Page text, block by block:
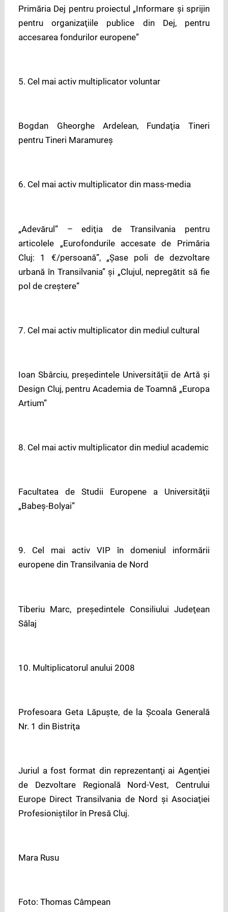
Primăria Dej pentru proiectul „Informare şi sprijin
pentru organizaţiile publice din Dej, pentru
accesarea fondurilor europene”
5. Cel mai activ multiplicator voluntar
Bogdan Gheorghe Ardelean, Fundaţia Tineri
pentru Tineri Maramureş
6. Cel mai activ multiplicator din mass-media
„Adevărul” – ediţia de Transilvania pentru
articolele „Eurofondurile accesate de Primăria
Cluj: 1 €/persoană”, „Şase poli de dezvoltare
urbană în Transilvania” şi „Clujul, nepregătit să fie
pol de creştere”
7. Cel mai activ multiplicator din mediul cultural
Ioan Sbârciu, preşedintele Universităţii de Artă şi
Design Cluj, pentru Academia de Toamnă „Europa
Artium”
8. Cel mai activ multiplicator din mediul academic
Facultatea de Studii Europene a Universităţii
„Babeş-Bolyai”
9. Cel mai activ VIP în domeniul informării
europene din Transilvania de Nord
Tiberiu Marc, preşedintele Consiliului Judeţean
Sălaj
10. Multiplicatorul anului 2008
Profesoara Geta Lăpuşte, de la Şcoala Generală
Nr. 1 din Bistriţa
Juriul a fost format din reprezentanţi ai Agenţiei
de Dezvoltare Regională Nord-Vest, Centrului
Europe Direct Transilvania de Nord şi Asociaţiei
Profesioniştilor în Presă Cluj.
Mara Rusu
Foto: Thomas Câmpean